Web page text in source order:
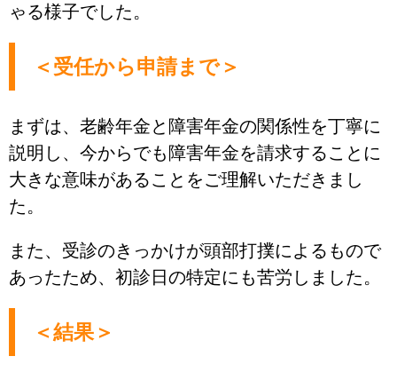
ゃる様子でした。
＜受任から申請まで＞
まずは、老齢年金と障害年金の関係性を丁寧に
説明し、今からでも障害年金を請求することに
大きな意味があることをご理解いただきまし
た。
また、受診のきっかけが頭部打撲によるもので
あったため、初診日の特定にも苦労しました。
＜結果＞